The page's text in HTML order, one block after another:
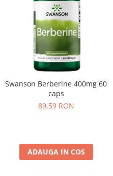
Swanson Berberine 400mg 60
caps
89,59 RON
ADAUGA IN COS